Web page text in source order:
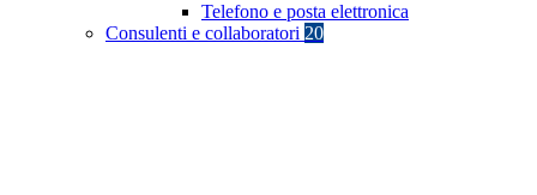
Telefono e posta elettronica
Consulenti e collaboratori 20